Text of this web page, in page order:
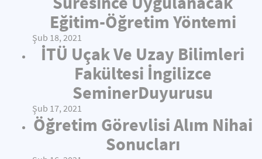
Eğitim-Öğretim Yöntemi
Şub 18, 2021
İTÜ Uçak Ve Uzay Bilimleri
Fakültesi İngilizce
SeminerDuyurusu
Şub 17, 2021
Öğretim Görevlisi Alım Nihai
Sonucları